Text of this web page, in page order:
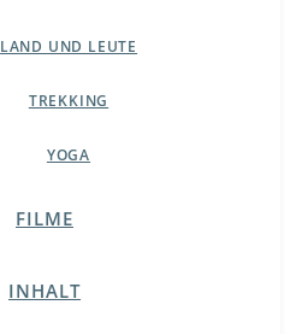
LAND UND LEUTE
TREKKING
YOGA
FILME
INHALT